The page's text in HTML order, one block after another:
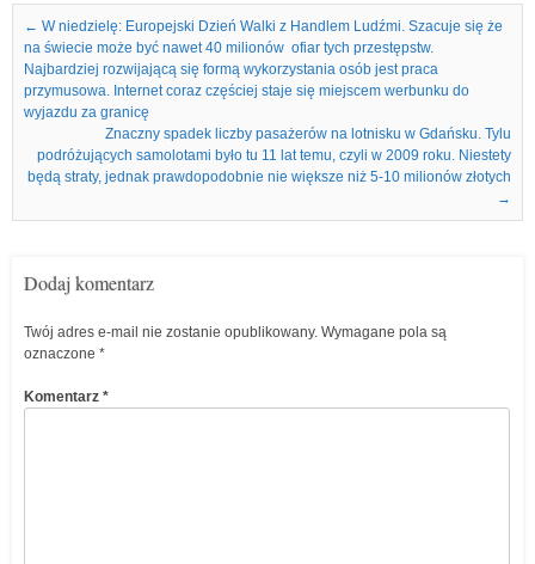
Nawigacja we wpisach
← W niedzielę: Europejski Dzień Walki z Handlem Ludźmi. Szacuje się że
na świecie może być nawet 40 milionów ofiar tych przestępstw.
Najbardziej rozwijającą się formą wykorzystania osób jest praca
przymusowa. Internet coraz częściej staje się miejscem werbunku do
wyjazdu za granicę
Znaczny spadek liczby pasażerów na lotnisku w Gdańsku. Tylu
podróżujących samolotami było tu 11 lat temu, czyli w 2009 roku. Niestety
będą straty, jednak prawdopodobnie nie większe niż 5-10 milionów złotych
→
Dodaj komentarz
Twój adres e-mail nie zostanie opublikowany. Wymagane pola są
oznaczone *
Komentarz *